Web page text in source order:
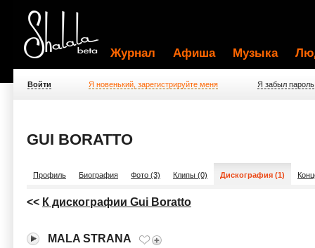
Журнал Афиша Музыка
Войти Я новенький, зарегистрируйте меня Я забыл пароль
GUI BORATTO
Профиль Биография Фото (3) Клипы (0) Дискография (1)
<< К дискографии Gui Boratto
MALA STRANA